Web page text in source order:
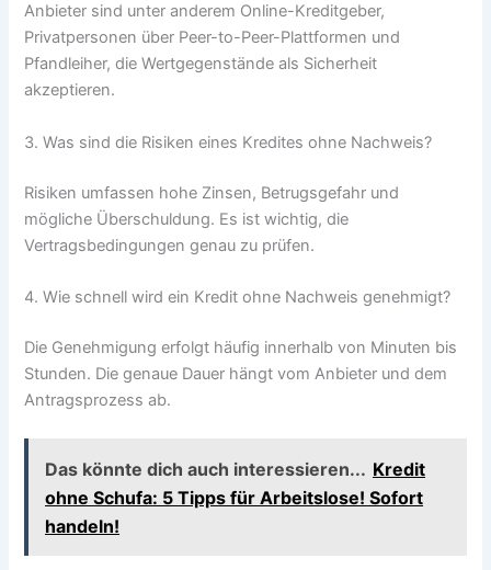
Anbieter sind unter anderem Online-Kreditgeber,
Privatpersonen über Peer-to-Peer-Plattformen und
Pfandleiher, die Wertgegenstände als Sicherheit
akzeptieren.
3. Was sind die Risiken eines Kredites ohne Nachweis?
Risiken umfassen hohe Zinsen, Betrugsgefahr und
mögliche Überschuldung. Es ist wichtig, die
Vertragsbedingungen genau zu prüfen.
4. Wie schnell wird ein Kredit ohne Nachweis genehmigt?
Die Genehmigung erfolgt häufig innerhalb von Minuten bis
Stunden. Die genaue Dauer hängt vom Anbieter und dem
Antragsprozess ab.
Das könnte dich auch interessieren... Kredit
ohne Schufa: 5 Tipps für Arbeitslose! Sofort
handeln!